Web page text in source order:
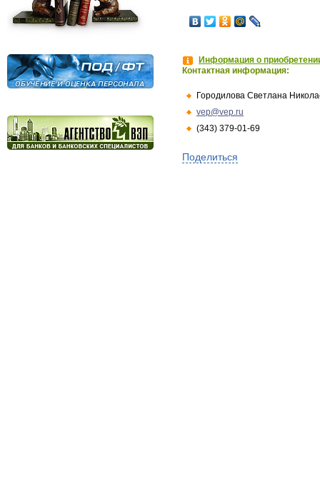
Информация о
Контактная информация:
Городилова Светлана
vep@vep.ru
(343) 379-01-69
Поделиться